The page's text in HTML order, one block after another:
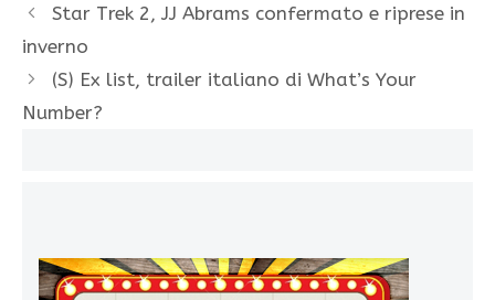
Star Trek 2, JJ Abrams confermato e riprese in
inverno
(S) Ex list, trailer italiano di What’s Your
Number?